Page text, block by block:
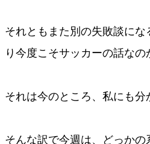
それともまた別の失敗談に
り今度こそサッカーの話なの
それは今のところ、私にも分
そんな訳で今週は、どっか